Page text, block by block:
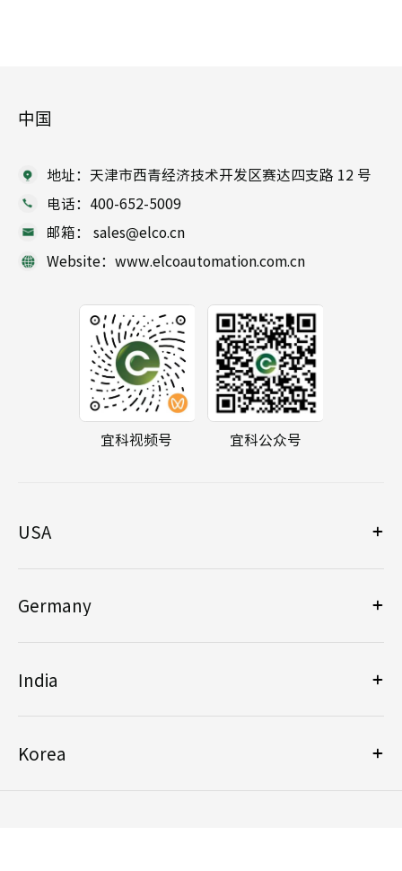
中国
地址：天津市西青经济技术开发区赛达四支路 12 号
电话：400-652-5009
邮箱： sales@elco.cn
Website：www.elcoautomation.com.cn
宜科视频号 宜科公众号
USA
Germany
India
Korea